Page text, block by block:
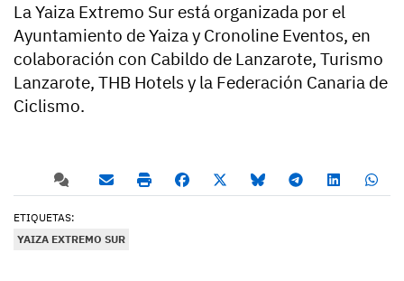
La Yaiza Extremo Sur está organizada por el
Ayuntamiento de Yaiza y Cronoline Eventos, en
colaboración con Cabildo de Lanzarote, Turismo
Lanzarote, THB Hotels y la Federación Canaria de
Ciclismo.
ETIQUETAS:
YAIZA EXTREMO SUR